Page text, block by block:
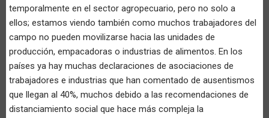
temporalmente en el sector agropecuario, pero no solo a
ellos; estamos viendo también como muchos trabajadores del
campo no pueden movilizarse hacia las unidades de
producción, empacadoras o industrias de alimentos. En los
países ya hay muchas declaraciones de asociaciones de
trabajadores e industrias que han comentado de ausentismos
que llegan al 40%, muchos debido a las recomendaciones de
distanciamiento social que hace más compleja la